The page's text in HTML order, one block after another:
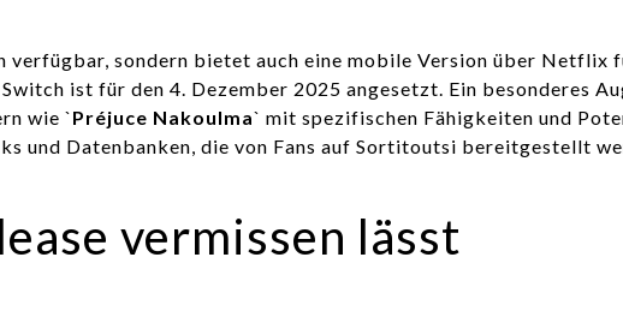
sondern bietet auch eine mobile Version über Netflix
ist für den 4. Dezember 2025 angesetzt. Ein besonderes
wie `Préjuce Nakoulma` mit spezifischen Fähigkeiten und
und Datenbanken, die von Fans auf Sortitoutsi bereitgestellt
vermissen lässt